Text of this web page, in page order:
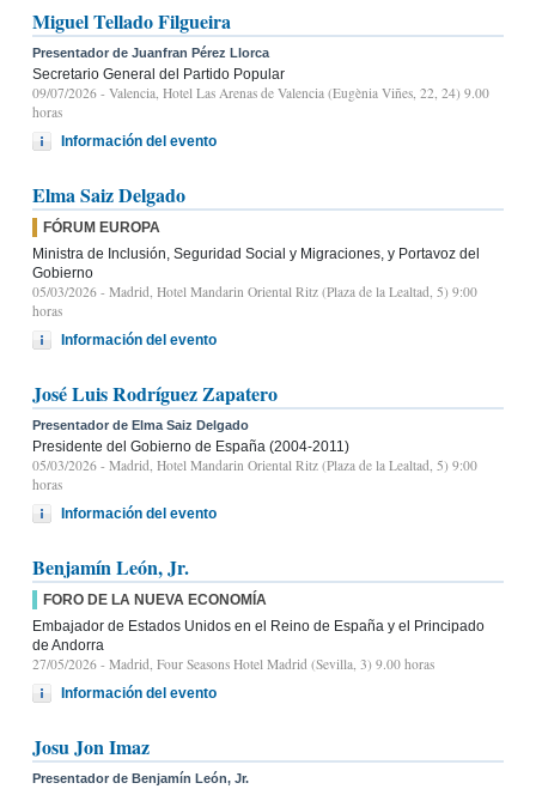
Miguel Tellado Filgueira
Presentador de Juanfran Pérez Llorca
Secretario General del Partido Popular
09/07/2026 - Valencia, Hotel Las Arenas de Valencia (Eugènia Viñes, 22, 24) 9.00
horas
Información del evento
Elma Saiz Delgado
FÓRUM EUROPA
Ministra de Inclusión, Seguridad Social y Migraciones, y Portavoz del
Gobierno
05/03/2026 - Madrid, Hotel Mandarin Oriental Ritz (Plaza de la Lealtad, 5) 9:00
horas
Información del evento
José Luis Rodríguez Zapatero
Presentador de Elma Saiz Delgado
Presidente del Gobierno de España (2004-2011)
05/03/2026 - Madrid, Hotel Mandarin Oriental Ritz (Plaza de la Lealtad, 5) 9:00
horas
Información del evento
Benjamín León, Jr.
FORO DE LA NUEVA ECONOMÍA
Embajador de Estados Unidos en el Reino de España y el Principado
de Andorra
27/05/2026 - Madrid, Four Seasons Hotel Madrid (Sevilla, 3) 9.00 horas
Información del evento
Josu Jon Imaz
Presentador de Benjamín León, Jr.